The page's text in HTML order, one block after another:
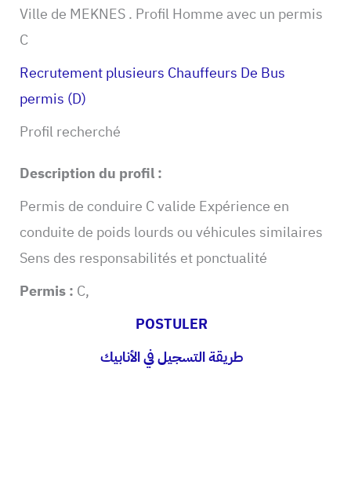
Ville de MEKNES . Profil Homme avec un permis
C
Recrutement plusieurs Chauffeurs De Bus
permis (D)
Profil recherché
Description du profil :
Permis de conduire C valide Expérience en
conduite de poids lourds ou véhicules similaires
Sens des responsabilités et ponctualité
Permis : C,
POSTULER
طريقة التسجيل في الأنابيك